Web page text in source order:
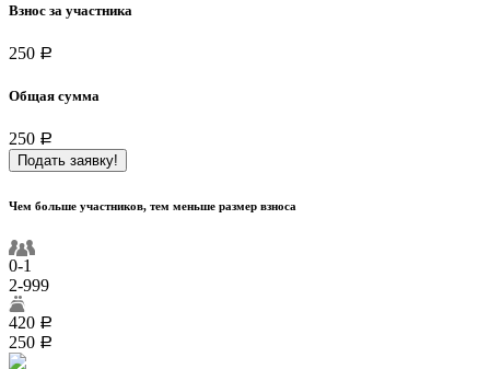
Взнос за участника
250 a
Общая сумма
250 a
Подать заявку!
Чем больше участников, тем меньше размер взноса
0-1
2-999
420 a
250 a